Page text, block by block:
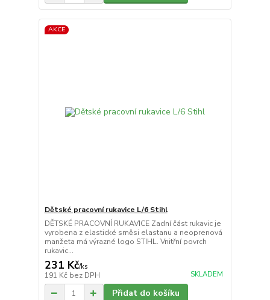
AKCE
Dětské pracovní rukavice L/6 Stihl
DĚTSKÉ PRACOVNÍ RUKAVICE Zadní část rukavic je
vyrobena z elastické směsi elastanu a neoprenová
manžeta má výrazné logo STIHL. Vnitřní povrch
rukavic...
231 Kč/ks
191 Kč bez DPH SKLADEM
Přidat do košíku